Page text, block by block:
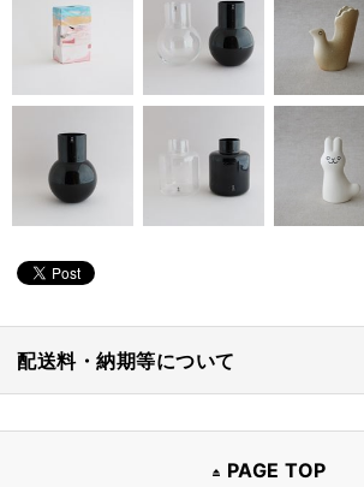
配送料・納期等について
PAGE TOP